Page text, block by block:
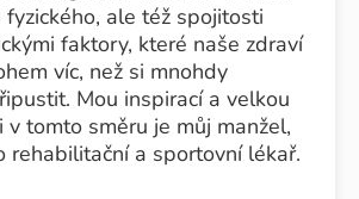
ale též spojitosti
faktory, které naše zdraví
víc, než si mnohdy
Mou inspirací a velkou
v tomto směru je můj manžel,
rehabilitační a sportovní lékař.